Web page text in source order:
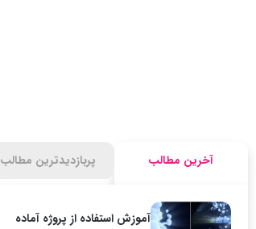
آخرین مطالب پربازدیدترین مطالب
آموزش استفاده از پروژه آماده